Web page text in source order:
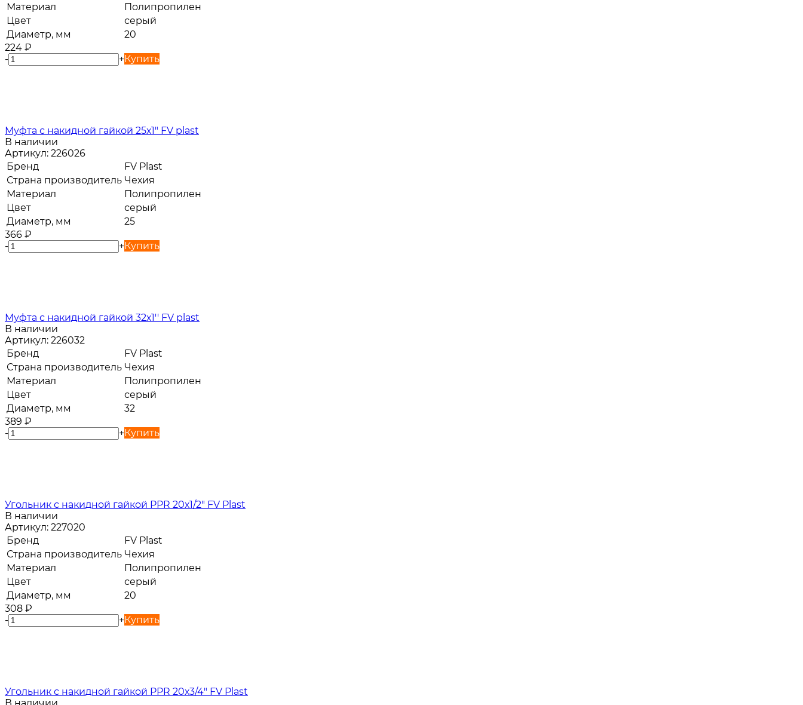
Материал
Полипропилен
Цвет
серый
Диаметр, мм
20
224 ₽
-
+Купить
Муфта с накидной гайкой 25х1" FV plast
В наличии
Артикул: 226026
Бренд
FV Plast
Страна производитель Чехия
Материал
Полипропилен
Цвет
серый
Диаметр, мм
25
366 ₽
-
+Купить
Муфта с накидной гайкой 32х1'' FV plast
В наличии
Артикул: 226032
Бренд
FV Plast
Страна производитель Чехия
Материал
Полипропилен
Цвет
серый
Диаметр, мм
32
389 ₽
-
+Купить
Угольник с накидной гайкой PPR 20х1/2" FV Plast
В наличии
Артикул: 227020
Бренд
FV Plast
Страна производитель Чехия
Материал
Полипропилен
Цвет
серый
Диаметр, мм
20
308 ₽
-
+Купить
Угольник с накидной гайкой PPR 20х3/4" FV Plast